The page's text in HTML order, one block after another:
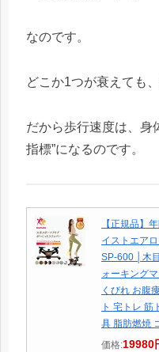
なのです。
どこか1つが衰えても
だから歩行速度は、身
指標”になるのです。
【正規品】
イストエア
SP-600 │木
ォーキング
くびれ お腹
ト 宅トレ 筋
具 脂肪燃焼
価格:19980